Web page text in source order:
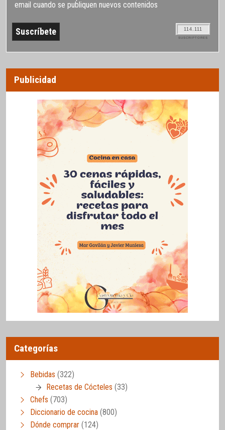
email cuando se publiquen nuevos contenidos
114.111
SUSCRIPTORES
Publicidad
Categorías
Bebidas (322)
Recetas de Cócteles (33)
Chefs (703)
Diccionario de cocina (800)
Dónde comprar (124)